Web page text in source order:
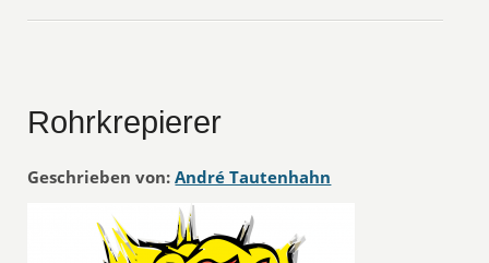
Rohrkrepierer
Geschrieben von: André Tautenhahn